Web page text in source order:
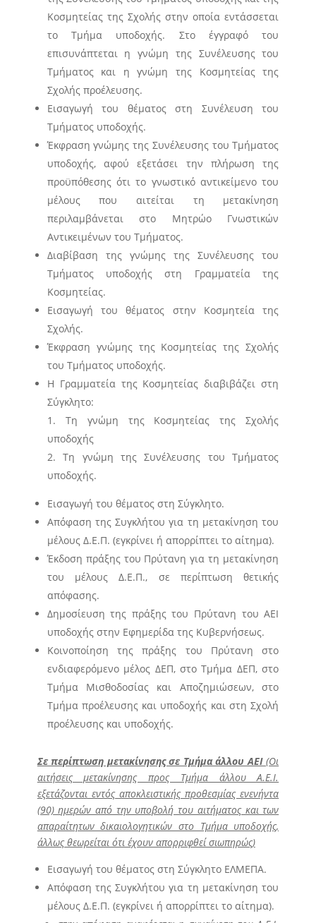
Κοσμητείας της Σχολής στην οποία εντάσσεται
το Τμήμα υποδοχής. Στο έγγραφό του
επισυνάπτεται η γνώμη της Συνέλευσης του
Τμήματος και η γνώμη της Κοσμητείας της
Σχολής προέλευσης.
Εισαγωγή του θέματος στη Συνέλευση του
Τμήματος υποδοχής.
Έκφραση γνώμης της Συνέλευσης του Τμήματος
υποδοχής, αφού εξετάσει την πλήρωση της
προϋπόθεσης ότι το γνωστικό αντικείμενο του
μέλους που αιτείται τη μετακίνηση
περιλαμβάνεται στο Μητρώο Γνωστικών
Αντικειμένων του Τμήματος.
Διαβίβαση της γνώμης της Συνέλευσης του
Τμήματος υποδοχής στη Γραμματεία της
Κοσμητείας.
Εισαγωγή του θέματος στην Κοσμητεία της
Σχολής.
Έκφραση γνώμης της Κοσμητείας της Σχολής
του Τμήματος υποδοχής.
Η Γραμματεία της Κοσμητείας διαβιβάζει στη
Σύγκλητο:
Τη γνώμη της Κοσμητείας της Σχολής
υποδοχής
Τη γνώμη της Συνέλευσης του Τμήματος
υποδοχής.
Εισαγωγή του θέματος στη Σύγκλητο.
Απόφαση της Συγκλήτου για τη μετακίνηση του
μέλους Δ.Ε.Π. (εγκρίνει ή απορρίπτει το αίτημα).
Έκδοση πράξης του Πρύτανη για τη μετακίνηση
του μέλους Δ.Ε.Π., σε περίπτωση θετικής
απόφασης.
Δημοσίευση της πράξης του Πρύτανη του ΑΕΙ
υποδοχής στην Εφημερίδα της Κυβερνήσεως.
Κοινοποίηση της πράξης του Πρύτανη στο
ενδιαφερόμενο μέλος ΔΕΠ, στο Τμήμα ΔΕΠ, στο
Τμήμα Μισθοδοσίας και Αποζημιώσεων, στο
Τμήμα προέλευσης και υποδοχής και στη Σχολή
προέλευσης και υποδοχής.
Σε περίπτωση μετακίνησης σε Τμήμα άλλου ΑΕΙ(Οι
αιτήσεις μετακίνησης προς Τμήμα άλλου Α.Ε.Ι.
εξετάζονται εντός αποκλειστικής προθεσμίας ενενήντα
(90) ημερών από την υποβολή του αιτήματος και των
απαραίτητων δικαιολογητικών στο Τμήμα υποδοχής,
άλλως θεωρείται ότι έχουν απορριφθεί σιωπηρώς)
Εισαγωγή του θέματος στη Σύγκλητο ΕΛΜΕΠΑ.
Απόφαση της Συγκλήτου για τη μετακίνηση του
μέλους Δ.Ε.Π. (εγκρίνει ή απορρίπτει το αίτημα).